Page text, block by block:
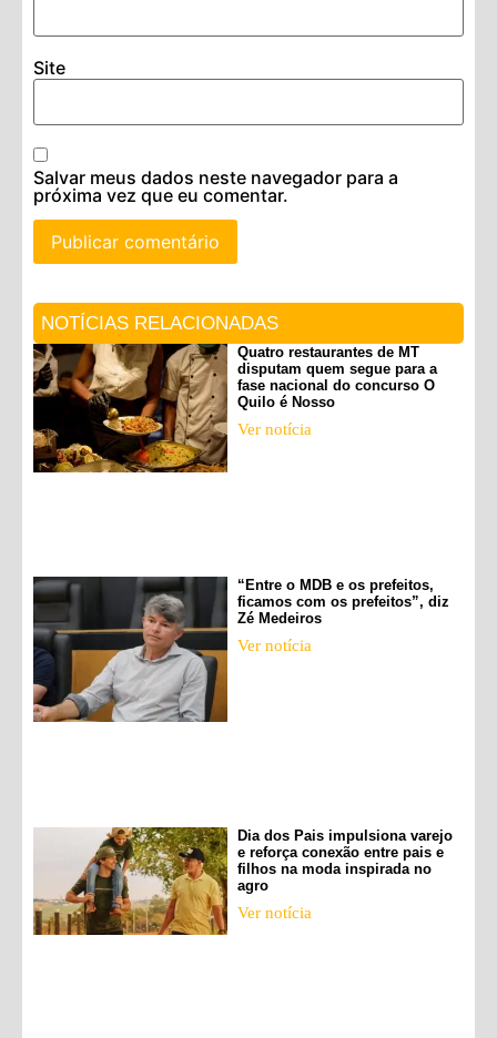
Site
Salvar meus dados neste navegador para a
próxima vez que eu comentar.
NOTÍCIAS RELACIONADAS
Quatro restaurantes de MT
disputam quem segue para a
fase nacional do concurso O
Quilo é Nosso
Ver notícia
“Entre o MDB e os prefeitos,
ficamos com os prefeitos”, diz
Zé Medeiros
Ver notícia
Dia dos Pais impulsiona varejo
e reforça conexão entre pais e
filhos na moda inspirada no
agro
Ver notícia